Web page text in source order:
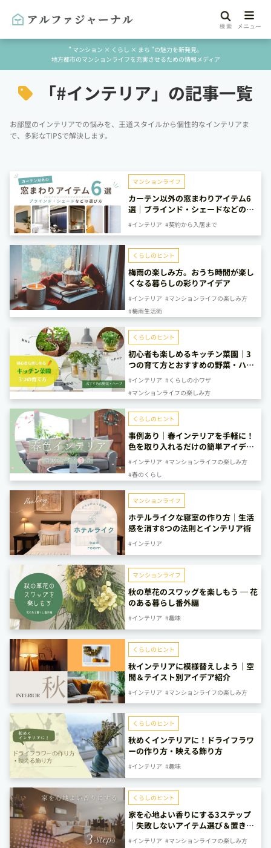
" マンション × くらし × まち "の魅力を新発見。
地方都市のマンションライフを充実させるための情報メディア
「#インテリア」の記事一覧
お部屋のインテリアでの悩みを、王道スタイルから個性的なインテリアま
で、多彩なTIPSで解決します。
マンションライフ
カーテン以外の窓まわりアイテム6
選｜ブラインド・シェードなどの選
び方
#インテリア #契約から入居まで
くらしのヒント
梅雨の楽しみ方。おうち時間が楽し
くなる暮らしの彩りアイデア
#インテリア #マンションライフの楽しみ方
#梅雨生活術
くらしのヒント
初心者も楽しめるキッチン菜園｜3
つの育て方とおすすめの野菜・ハー
ブ
#インテリア #くらしの小ワザ
#マンションライフの楽しみ方
くらしのヒント
事例あり｜春インテリアを手軽に！
色を取り入れるだけの簡単アイデア
5選
#インテリア #マンションライフの楽しみ方
#春のくらし
マンションライフ
ホテルライクな寝室の作り方｜生活
感を消す8つの法則とインテリア術
#インテリア
マンションライフ
秋の草花のスワッグを楽しもう ─ 花
のある暮らし番外編
#インテリア #趣味
くらしのヒント
秋インテリアに模様替えしよう｜空
間＆テイスト別アイデア紹介
#インテリア #マンションライフの楽しみ方
くらしのヒント
秋めくインテリアに！ドライフラワ
ーの作り方・映える飾り方
#インテリア #趣味
くらしのヒント
家を心地よい香りにする3ステップ
｜失敗しないアイテム選び＆置き方
ガイド
#インテリア #マンションライフの楽しみ方